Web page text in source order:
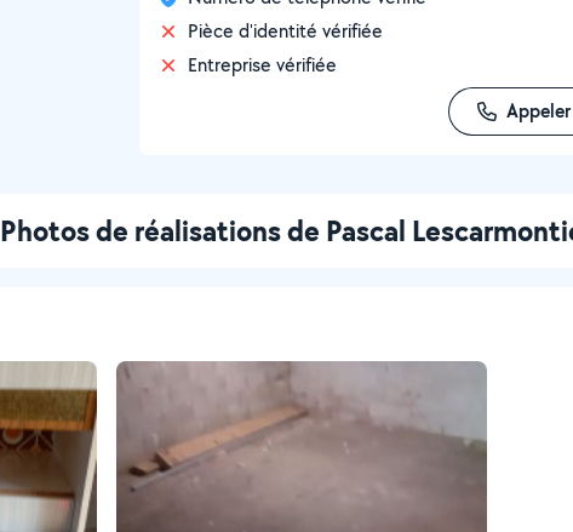
Pièce d'identité vérifiée
Entreprise vérifiée
Appeler
Photos de réalisations de Pascal